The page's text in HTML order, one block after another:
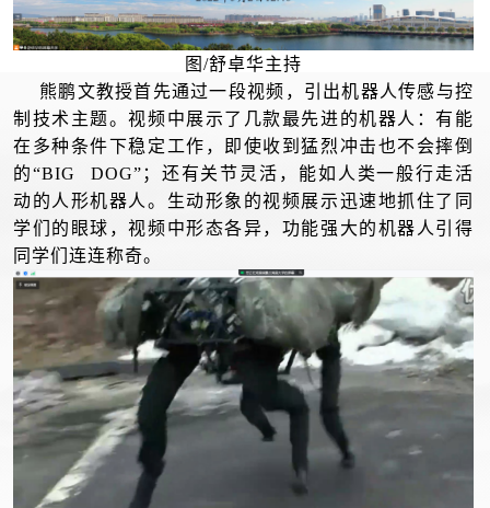
图/舒卓华主持
熊鹏文教授首先通过一段视频，引出机器人传感与控
制技术主题。视频中展示了几款最先进的机器人：有能
在多种条件下稳定工作，即使收到猛烈冲击也不会摔倒
的“BIG DOG”；还有关节灵活，能如人类一般行走活
动的人形机器人。生动形象的视频展示迅速地抓住了同
学们的眼球，视频中形态各异，功能强大的机器人引得
同学们连连称奇。